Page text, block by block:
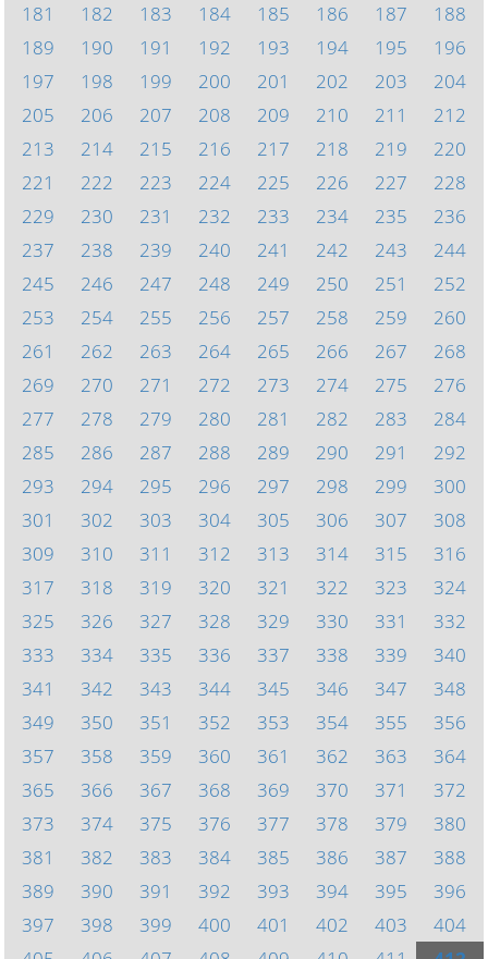
181
182 183 184 185 186 187
188
189
190 191 192 193 194 195
196
197
198 199 200 201 202 203
204
205
206 207 208 209 210 211
212
213
214 215 216 217 218 219
220
221
222 223 224 225 226 227
228
229
230 231 232 233 234 235
236
237
238 239 240 241 242 243
244
245
246 247 248 249 250 251
252
253
254 255 256 257 258 259
260
261
262 263 264 265 266 267
268
269
270 271 272 273 274 275
276
277
278 279 280 281 282 283
284
285
286 287 288 289 290 291
292
293
294 295 296 297 298 299
300
301
302 303 304 305 306 307
308
309
310 311 312 313 314 315
316
317
318 319 320 321 322 323
324
325
326 327 328 329 330 331
332
333
334 335 336 337 338 339
340
341
342 343 344 345 346 347
348
349
350 351 352 353 354 355
356
357
358 359 360 361 362 363
364
365
366 367 368 369 370 371
372
373
374 375 376 377 378 379
380
381
382 383 384 385 386 387
388
389
390 391 392 393 394 395
396
397
398 399 400 401 402 403
404